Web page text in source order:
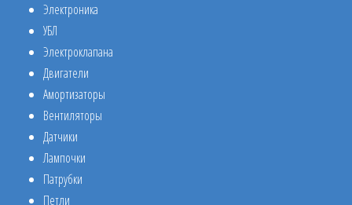
Электроника
УБЛ
Электроклапана
Двигатели
Амортизаторы
Вентиляторы
Датчики
Лампочки
Патрубки
Петли